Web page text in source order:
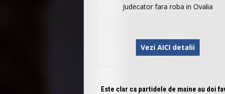
Judecator fara roba in Ovalia
Vezi AICI detalii
Este clar ca partidele de maine au doi